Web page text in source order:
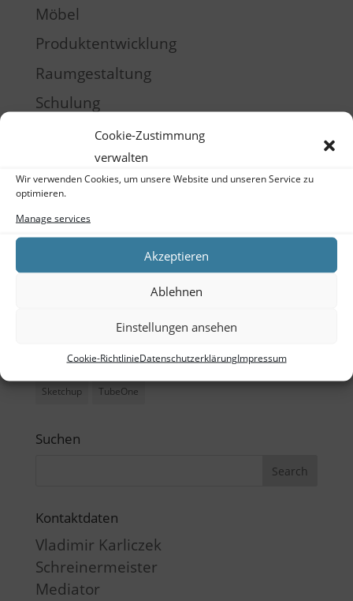
Cookie-Zustimmung
verwalten
Wir verwenden Cookies, um unsere Website und unseren Service zu
optimieren.
Manage services
Akzeptieren
Ablehnen
Einstellungen ansehen
Cookie-RichtlinieDatenschutzerklärungImpressum
Möbel
Produktentwicklung
Raumgestaltung
Schulung
Meta
Log in
Entries feed
Comments feed
CAD Ladenbau Outdoor Schreibtisch
Sketchup TubeOne
Suchen
Kontaktdaten
Vladimir Karliczek
Schreinermeister
Mediator